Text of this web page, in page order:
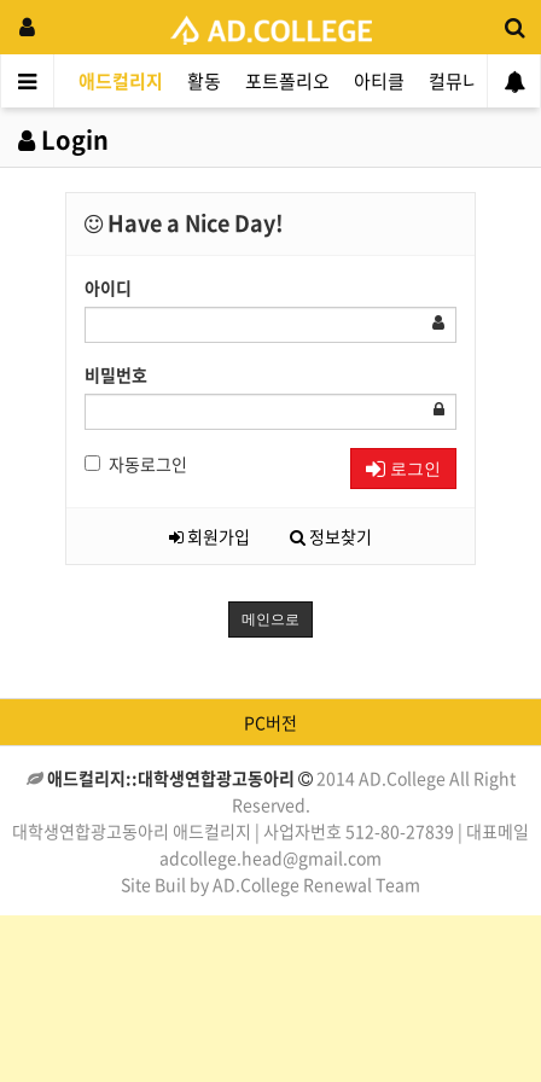
애드컬리지 활동 포트폴리오 아티클 컬뮤니티
Login
Have a Nice Day!
아이디
비밀번호
자동로그인 로그인
회원가입 정보찾기
메인으로
PC버전
애드컬리지::대학생연합광고동아리
2014 AD.College All Right
Reserved.
대학생연합광고동아리 애드컬리지 | 사업자번호 512-80-27839 | 대표메일
adcollege.head@gmail.com
Site Buil by AD.College Renewal Team